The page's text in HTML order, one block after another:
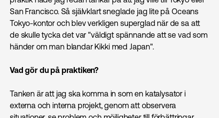
San Francisco. Så självklart sneglade jag lite på Oceans
Tokyo-kontor och blev verkligen superglad när de sa att
de skulle tycka det var "väldigt spännande att se vad som
händer om man blandar Kikki med Japan".
Vad gör du på praktiken?
Tanken är att jag ska komma in som en katalysator i
externa och interna projekt, genom att observera